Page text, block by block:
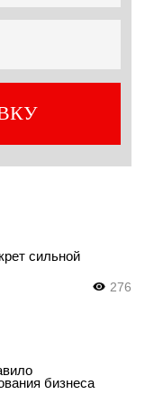
сильной
276
бизнеса